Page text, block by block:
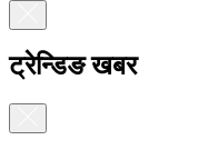
ट्रेन्डिङ खबर